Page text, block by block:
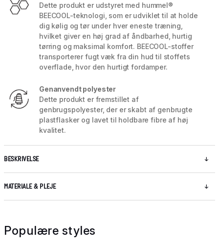
Dette produkt er udstyret med hummel®
BEECOOL-teknologi, som er udviklet til at holde
dig kølig og tør under hver eneste træning,
hvilket giver en høj grad af åndbarhed, hurtig
tørring og maksimal komfort. BEECOOL-stoffer
transporterer fugt væk fra din hud til stoffets
overflade, hvor den hurtigt fordamper.
Genanvendt polyester
Dette produkt er fremstillet af
genbrugspolyester, der er skabt af genbrugte
plastflasker og lavet til holdbare fibre af høj
kvalitet.
BESKRIVELSE
MATERIALE & PLEJE
Populære styles